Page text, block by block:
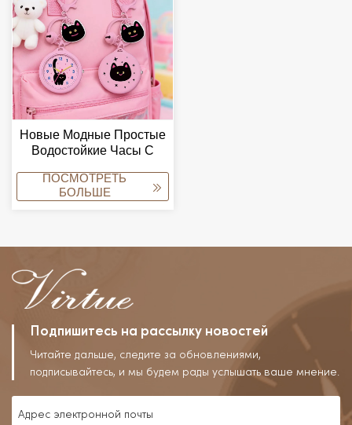
Новые Модные Простые
Водостойкие Часы С
И Держателем Для
Бейджа, Оптовые
Альпинизма, Унисекс,
ПОСМОТРЕТЬ
БОЛЬШЕ
Подпишитесь на рассылку новостей
Читайте дальше, следите за обновлениями,
подписывайтесь, и мы будем рады услышать ваше мнение.